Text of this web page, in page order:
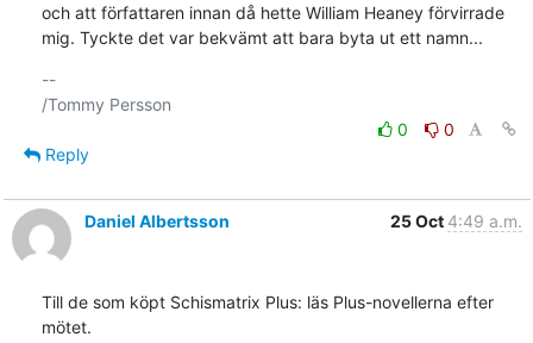
och att författaren innan då hette William Heaney förvirrade
mig. Tyckte det var bekvämt att bara byta ut ett namn...
--
0
0
Reply
Daniel Albertsson 25 Oct 4:49 a.m.
Till de som köpt Schismatrix Plus: läs Plus-novellerna efter
mötet.